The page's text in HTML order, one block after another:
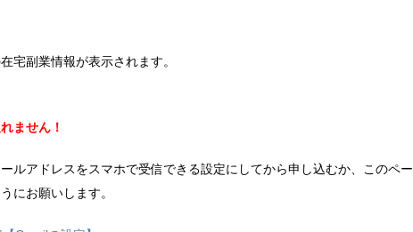
宅副業情報が表示されます。
ません！
ルアドレスをスマホで受信できる設定にしてから申し込むか、このペー
にお願いします。